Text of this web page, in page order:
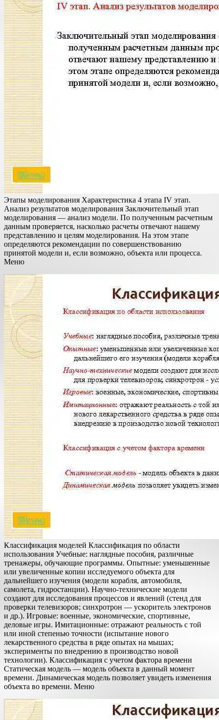
Этапы моделирования Характеристика 4 этапа IV этап.
Анализ результатов моделирования Заключительный этап
моделирования — анализ модели. По полученным расчетным
данным проверяется, насколько расчеты отвечают нашему
представлению и целям моделирования. На этом этапе
определяются рекомендации по совершенствованию
принятой модели и, если возможно, объекта или процесса.
Меню
Классификация моделей Классификация по области
использования Учебные: наглядные пособия, различные
тренажеры, обучающие программы. Опытные: уменьшенные
или увеличенные копии исследуемого объекта для
дальнейшего изучения (модели корабля, автомобиля,
самолета, гидростанции). Научно-технические модели
создают для исследования процессов и явлений (стенд для
проверки телевизоров; синхротрон — ускоритель электронов
и др.). Игровые: военные, экономические, спортивные,
деловые игры. Имитационные: отражают реальность с той
или иной степенью точности (испытание нового
лекарственного средства в ряде опытах на мышах;
эксперименты по внедрению в производство новой
технологии). Классификация с учетом фактора времени
Статическая модель — модель объекта в данный момент
времени. Динамическая модель позволяет увидеть изменения
объекта во времени. Меню